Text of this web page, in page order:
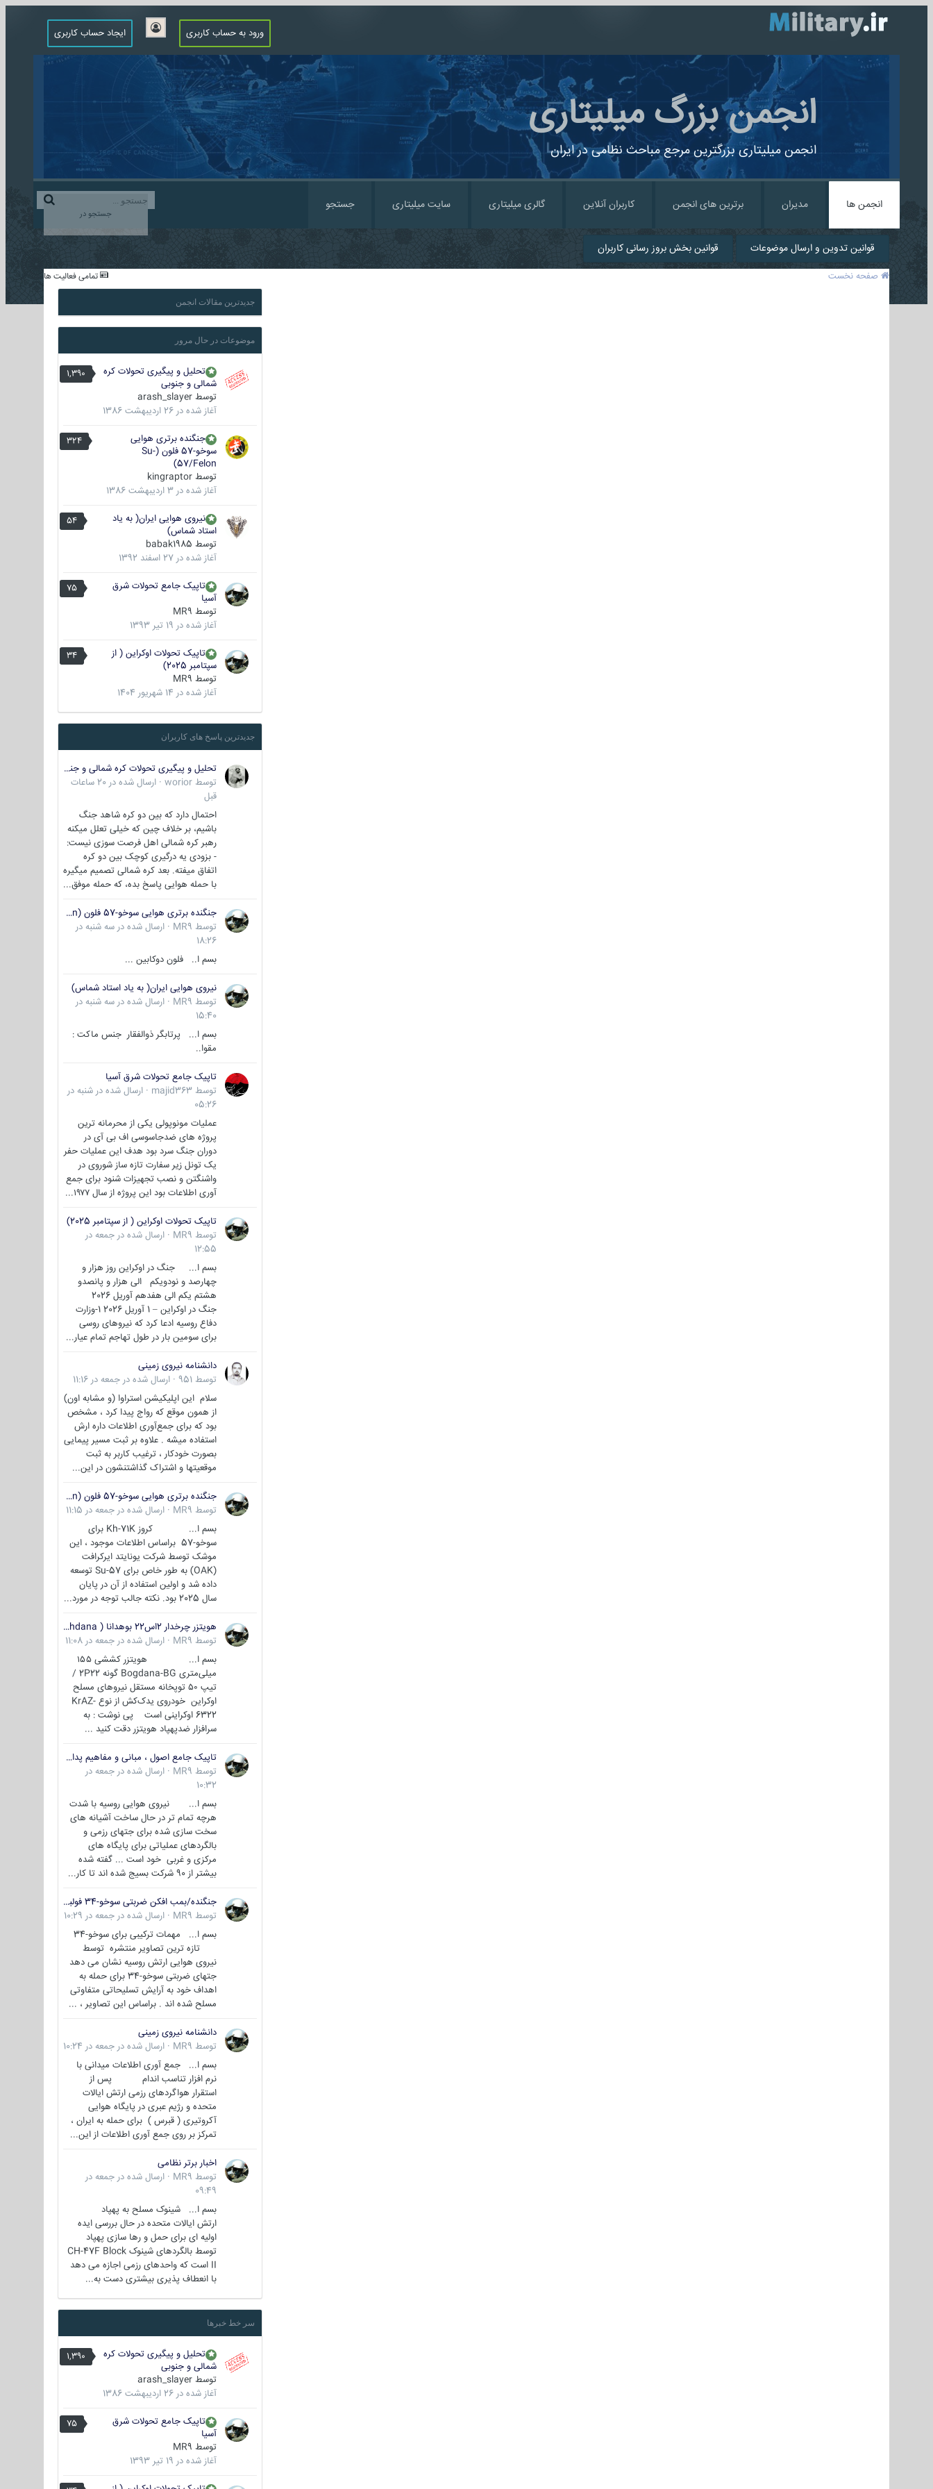
ورود به حساب کاربری ایجاد حساب کاربری
انجمن بزرگ میلیتاری
انجمن میلیتاری بزرگترین مرجع مباحث نظامی در ایران
جستجو در
انجمن ها مدیران برترین های انجمن کاربران آنلاین گالری میلیتاری سایت میلیتاری جستجو
قوانین تدوین و ارسال موضوعات قوانین بخش بروز رسانی کاربران
تمامی فعالیت ها صفحه نخست
جدیدترین مقالات انجمن
موضوعات در حال مرور
1,390
تحلیل و پیگیری تحولات کره
شمالی و جنوبی
توسط arash_slayer
آغاز شده در 26 اردیبهشت 1386
324
جنگنده برتری هوایی
سوخو-57 فلون (Su-
57/Felon)
توسط kingraptor
آغاز شده در 3 اردیبهشت 1386
54
نیروی هوایی ایران( به یاد
استاد شماس)
توسط babak1985
آغاز شده در 27 اسفند 1392
75
تاپیک جامع تحولات شرق
آسیا
توسط MR9
آغاز شده در 19 تیر 1393
34
تاپیک تحولات اوکراین ( از
سپتامبر 2025)
توسط MR9
آغاز شده در 14 شهریور 1404
جدیدترین پاسخ های کاربران
تحلیل و پیگیری تحولات کره شمالی و جنوبی
توسط worior
· ارسال شده در
20 ساعات
قبل
احتمال دارد که بین دو کره شاهد جنگ
باشیم، بر خلاف چین که خیلی تعلل میکنه
رهبر کره شمالی اهل فرصت سوزی نیست:
- بزودی یه درگیری کوچک بین دو کره
اتفاق میفته. بعد کره شمالی تصمیم میگیره
با حمله هوایی پاسخ بده، که حمله موفق...
جنگنده برتری هوایی سوخو-57 فلون (Su-57/Felon)
توسط MR9
· ارسال شده در سه شنبه در
18:26
بسم ا.. فلون دوکابین ...
نیروی هوایی ایران( به یاد استاد شماس)
توسط MR9
· ارسال شده در سه شنبه در
15:40
بسم ا... پرتابگر ذوالفقار جنس ماکت :
مقوا..
تاپیک جامع تحولات شرق آسیا
توسط majid363
· ارسال شده در شنبه در
05:26
عملیات مونوپولی یکی از محرمانه ترین
پروژه های ضدجاسوسی اف بی آی در
دوران جنگ سرد بود هدف این عملیات حفر
یک تونل زیر سفارت تازه ساز شوروی در
واشنگتن و نصب تجهیزات شنود برای جمع
آوری اطلاعات بود این پروژه از سال ۱۹۷۷...
تاپیک تحولات اوکراین ( از سپتامبر 2025)
توسط MR9
· ارسال شده در جمعه در
12:55
بسم ا... جنگ در اوکراین روز هزار و
چهارصد و نودویکم الی هزار و پانصدو
هشتم یکم الی هفدهم آوریل 2026
جنگ در اوکراین – 1 آوریل 2026 1-وزارت
دفاع روسیه ادعا کرد که نیروهای روسی
برای سومین بار در طول تهاجم تمام عیار...
دانشنامه نیروی زمینی
توسط 951
· ارسال شده در جمعه در 11:16
سلام این اپلیکیشن استراوا (و مشابه اون)
از همون موقع که رواج پیدا کرد ، مشخص
بود که برای جمع‌آوری اطلاعات داره ارش
استفاده میشه . علاوه بر ثبت مسیر پیمایی
بصورت خودکار ، ترغیب کاربر به ثبت
موقعیتها و اشتراک‌ گذاشتنشون در این...
جنگنده برتری هوایی سوخو-57 فلون (Su-57/Felon)
توسط MR9
· ارسال شده در جمعه در 11:15
بسم ا... کروز Kh-71K برای
سوخو-57 براساس اطلاعات موجود ، این
موشک توسط شرکت یونایتد ایرکرافت
(OAK) به طور خاص برای Su-57 توسعه
داده شد و اولین استفاده از آن در پایان
سال 2025 بود. نکته جالب توجه در مورد...
هویتزر چرخدار 2اس22 بوهدانا ( wheeled howitzer 2S22 Bohdana )
توسط MR9
· ارسال شده در جمعه در 11:08
بسم ا... هویتزر کششی ۱۵۵
میلی‌متری Bogdana-BG گونه 2P22 /
تیپ ۵۰ توپخانه مستقل نیروهای مسلح
اوکراین خودروی یدک‌کش از نوع KrAZ-
6322 اوکراینی است پی نوشت : به
سرافزار ضدپهپاد هویتزر دقت کنید ...
تاپیک جامع اصول ، مبانی و مفاهیم پدافند غیر عامل
توسط MR9
· ارسال شده در جمعه در
10:32
بسم ا... نیروی هوایی روسیه با شدت
هرچه تمام تر در حال ساخت آشیانه های
سخت سازی شده برای جتهای رزمی و
بالگردهای عملیاتی برای پایگاه های
مرکزی و غربی خود است ... گفته شده
بیشتر از 90 شرکت بسیج شده اند تا کار...
جنگنده/بمب افکن ضربتی سوخو-34 فولبک ( Sukhoi Su-34/Fullback)
توسط MR9
· ارسال شده در جمعه در 10:29
بسم ا... مهمات ترکیبی برای سوخو-34
تازه ترین تصاویر منتشره توسط
نیروی هوایی ارتش روسیه نشان می دهد
جتهای ضربتی سوخو-34 برای حمله به
اهداف خود به آرایش تسلیحاتی متفاوتی
مسلح شده اند . براساس این تصاویر ، ...
دانشنامه نیروی زمینی
توسط MR9
· ارسال شده در جمعه در 10:24
بسم ا... جمع آوری اطلاعات میدانی با
نرم افزار تناسب اندام پس از
استقرار هواگردهای رزمی ارتش ایالات
متحده و رژیم عبری در پایگاه هوایی
آکروتیری ( قبرس ) برای حمله به ایران ،
تمرکز بر روی جمع آوری اطلاعات از این...
اخبار برتر نظامی
توسط MR9
· ارسال شده در جمعه در
09:49
بسم ا... شینوک مسلح به پهپاد
ارتش ایالات متحده در حال بررسی ایده
اولیه ای برای حمل و رها سازی پهپاد
توسط بالگردهای شینوک CH-47F Block
II است که واحدهای رزمی اجازه می دهد
با انعطاف پذیری بیشتری دست به...
سر خط خبرها
1,390
تحلیل و پیگیری تحولات کره
شمالی و جنوبی
توسط arash_slayer
آغاز شده در 26 اردیبهشت 1386
75
تاپیک جامع تحولات شرق
آسیا
توسط MR9
آغاز شده در 19 تیر 1393